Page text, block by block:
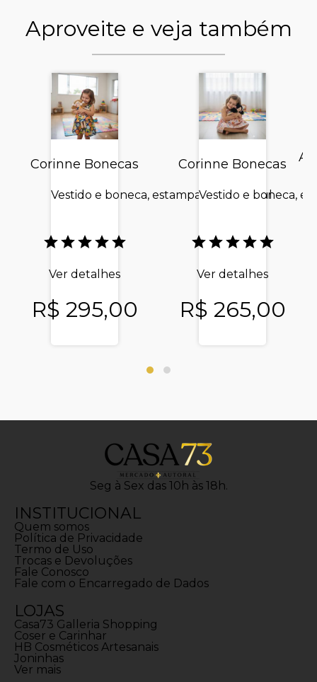
Aproveite e veja também
Corinne Bonecas
Vestido e boneca, estampa flores e azul
Ver detalhes
R$ 295,00
Corinne Bonecas
Vestido e boneca,
Ver detalhes
R$ 265,00
Seg à Sex das 10h às 18h.
INSTITUCIONAL
Quem somos
Política de Privacidade
Termo de Uso
Trocas e Devoluções
Fale Conosco
Fale com o Encarregado de Dados
LOJAS
Casa73 Galleria Shopping
Coser e Carinhar
HB Cosméticos Artesanais
Joninhas
Ver mais